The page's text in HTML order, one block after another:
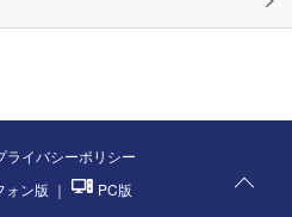
ライバシーポリシー
ォン版 ｜ PC版